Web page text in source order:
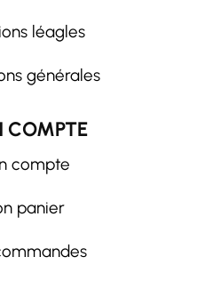
léagles
générales
COMPTE
compte
panier